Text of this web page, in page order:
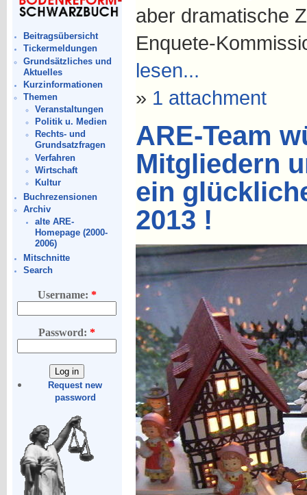
Beitragsübersicht
Tickermeldungen
Grundsätzliches und
Aktuelles
Kurzinformationen
Themen
Veranstaltungen
Politik u. Medien
Rechts- und
Grundsatzfragen
Verfahren
Wirtschaft
Kultur
Buchrezensionen
Archiv
alte ARE-
Homepage (2000-
2006)
Mitschnitte
Search
Username: *
Password:*
Request new
password
aber dramatische
Enquete-
lesen...
» 1 attachment
ARE-Team
Mitgliedern
ein
2013 !